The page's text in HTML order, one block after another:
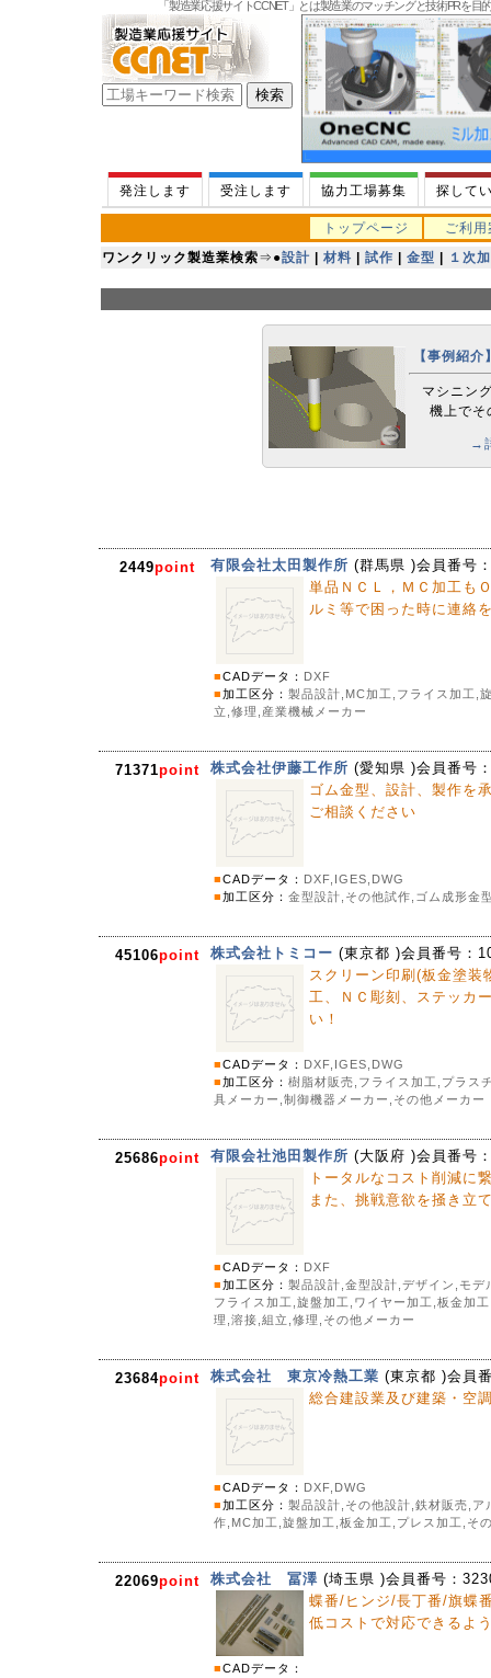
「製造業応援サイトCCNET」とは製造業のマッチングと技術PRを
発注します 受注します 協力工場募集 探して
トップページ
ご利用
ワンクリック製造業検索⇒ ●設計 材料 試作 金型 １次
【事例紹
マシニン
機上でそ
→
2449point 有限会社太田製作所 (群馬県 )会員番号
単品ＮＣＬ，ＭＣ加工も
ルミ等で困った時に連絡
■CADデータ： DXF
■加工区分： 製品設計,MC加工,フライス加工,
立,修理,産業機械メーカー
71371point 株式会社伊藤工作所 (愛知県 )会員番号
ゴム金型、設計、製作を
ご相談ください
■CADデータ： DXF,IGES,DWG
■加工区分： 金型設計,その他試作,ゴム成形金
45106point 株式会社トミコー (東京都 )会員番号：
スクリーン印刷(板金塗装
工、ＮＣ彫刻、ステッカ
い！
■CADデータ： DXF,IGES,DWG
■加工区分： 樹脂材販売,フライス加工,プラス
具メーカー,制御機器メーカー,その他メーカー
25686point 有限会社池田製作所 (大阪府 )会員番号
トータルなコスト削減に
また、挑戦意欲を掻き立
■CADデータ： DXF
■加工区分： 製品設計,金型設計,デザイン,モ
フライス加工,旋盤加工,ワイヤー加工,板金加
理,溶接,組立,修理,その他メーカー
23684point 株式会社 東京冷熱工業 (東京都 )会員
総合建設業及び建築・空
■CADデータ： DXF,DWG
■加工区分： 製品設計,その他設計,鉄材販売,
作,MC加工,旋盤加工,板金加工,プレス加工,そ
22069point 株式会社 冨澤 (埼玉県 )会員番号：
蝶番/ヒンジ/長丁番/旗蝶
低コストで対応できるよ
■CADデータ：